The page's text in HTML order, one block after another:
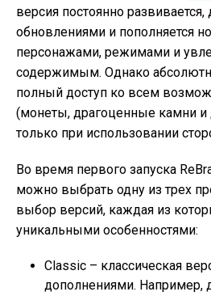
версия постоянно развивается,
обновлениями и пополняется
персонажами, режимами и
содержимым. Однако
полный доступ ко всем
(монеты, драгоценные камни и
только при использовании
Во время первого запуска
можно выбрать одну из трех
выбор версий, каждая из
уникальными особенностями:
Classic – классическая
дополнениями. Например,